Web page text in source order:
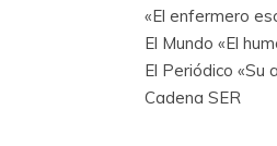
«El enfermero
El Mundo «El
El Periódico «Su
Cadena SER